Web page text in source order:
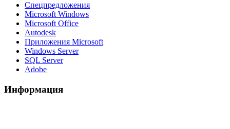
Спецпредложения
Microsoft Windows
Microsoft Office
Autodesk
Приложения Microsoft
Windows Server
SQL Server
Adobe
Информация